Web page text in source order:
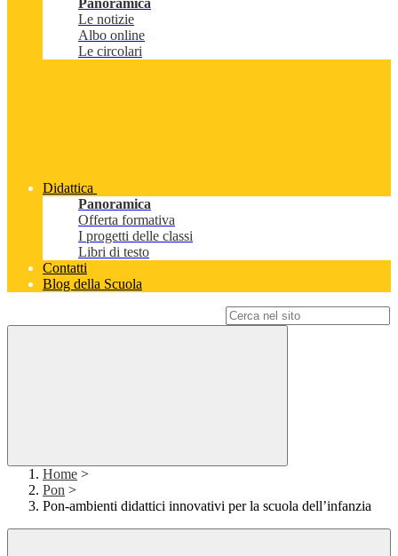
Panoramica
Le notizie
Albo online
Le circolari
Didattica
Panoramica
Offerta formativa
I progetti delle classi
Libri di testo
Contatti
Blog della Scuola
Home >
Pon >
Pon-ambienti didattici innovativi per la scuola dell’infanzia